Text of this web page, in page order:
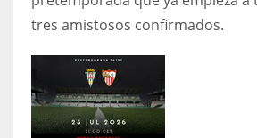
tres amistosos confirmados.